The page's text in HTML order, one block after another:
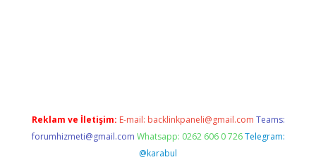
Reklam ve İletişim: E-mail: backlinkpaneli@gmail.com Teams:
forumhizmeti@gmail.com Whatsapp: 0262 606 0 726 Telegram:
@karabul